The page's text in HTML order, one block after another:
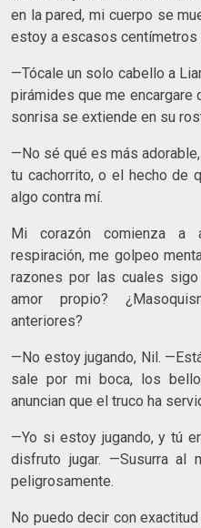
en la pared, mi cuerpo se
estoy a escasos centímetros
—Tócale un solo cabello a
pirámides que me encargare
sonrisa se extiende en su
—No sé qué es más
tu cachorrito, o el hecho de
algo contra mí.
Mi corazón comienza a
respiración, me golpeo
razones por las cuales
amor propio?
anteriores?
—No estoy jugando, Nil.
sale por mi boca, los
anuncian que el truco ha
—Yo si estoy jugando, y tú
disfruto jugar. —Susurra al
peligrosamente.
No puedo decir con